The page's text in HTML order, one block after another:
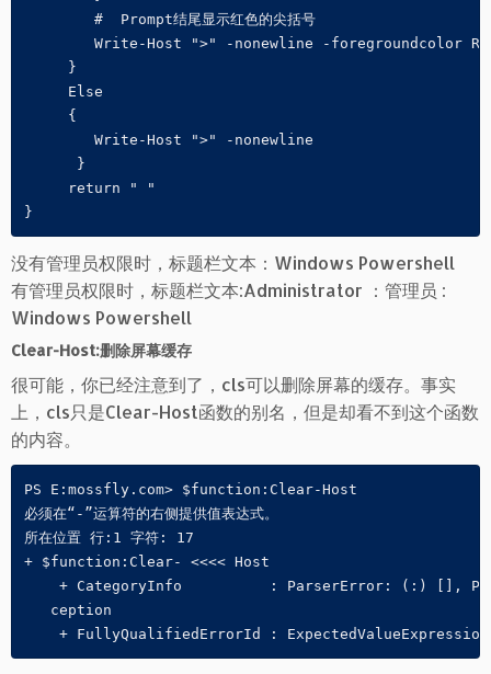
        #  Prompt结尾显示红色的尖括号
Write-Host ">" -nonewline -foregroundcolor
     }
     Else
     {
        Write-Host ">" -nonewline
      }
     return " "
}
没有管理员权限时，标题栏文本：Windows Powershell
有管理员权限时，标题栏文本:Administrator ：管理员 :
Windows Powershell
Clear-Host:删除屏幕缓存
很可能，你已经注意到了，cls可以删除屏幕的缓存。事实
上，cls只是Clear-Host函数的别名，但是却看不到这个函数
的内容。
PS E:mossfly.com> $function:Clear-Host
必须在“-”运算符的右侧提供值表达式。
所在位置 行:1 字符: 17
+ $function:Clear- <<<< Host
+ CategoryInfo          : ParserError: (:) [],
   ception
    + FullyQualifiedErrorId : ExpectedValueExpression